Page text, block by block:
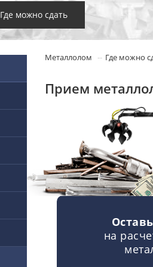
Где можно сдать
Металлолом Где можно
Прием
на